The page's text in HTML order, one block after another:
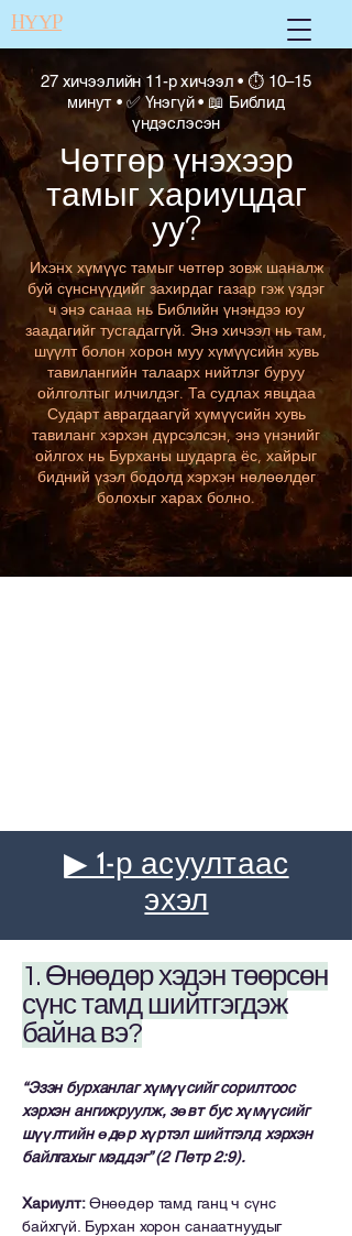
НҮҮР
27 хичээлийн 11-р хичээл • ⏱ 10–15
минут • ✅ Үнэгүй • 📖 Библид
үндэслэсэн
Чөтгөр үнэхээр
тамыг хариуцдаг
уу?
Ихэнх хүмүүс тамыг чөтгөр зовж шаналж
буй сүнснүүдийг захирдаг газар гэж үздэг
ч энэ санаа нь Библийн үнэндээ юу
заадагийг тусгадаггүй. Энэ хичээл нь там,
шүүлт болон хорон муу хүмүүсийн хувь
тавилангийн талаарх нийтлэг буруу
ойлголтыг илчилдэг. Та судлах явцдаа
Сударт аврагдаагүй хүмүүсийн хувь
тавиланг хэрхэн дүрсэлсэн, энэ үнэнийг
ойлгох нь Бурханы шударга ёс, хайрыг
бидний үзэл бодолд хэрхэн нөлөөлдөг
болохыг харах болно.
▶ 1-р асуултаас
эхэл
1. Өнөөдөр хэдэн төөрсөн
сүнс тамд шийтгэгдэж
байна вэ?
“Эзэн бурханлаг хүмүүсийг сорилтоос
хэрхэн ангижруулж, зөвт бус хүмүүсийг
шүүлтийн өдөр хүртэл шийтгэлд хэрхэн
байлгахыг мэддэг” (2 Петр 2:9).
Хариулт:Өнөөдөр тамд ганц ч сүнс
байхгүй. Бурхан хорон санаатнуудыг